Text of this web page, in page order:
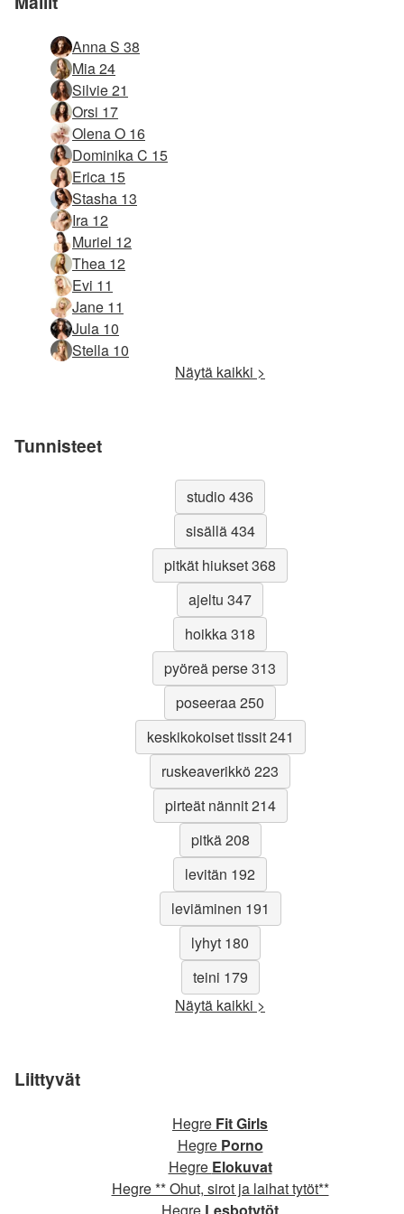
Anna S 38
Mia 24
Silvie 21
Orsi 17
Olena O 16
Dominika C 15
Erica 15
Stasha 13
Ira 12
Muriel 12
Thea 12
Evi 11
Jane 11
Jula 10
Stella 10
Näytä kaikki >
Tunnisteet
studio 436
sisällä 434
pitkät hiukset 368
ajeltu 347
hoikka 318
pyöreä perse 313
poseeraa 250
keskikokoiset tissit 241
ruskeaverikkö 223
pirteät nännit 214
pitkä 208
levitän 192
leviäminen 191
lyhyt 180
teini 179
Näytä kaikki >
Liittyvät
Hegre Fit Girls
Hegre Porno
Hegre Elokuvat
Hegre ** Ohut, sirot ja laihat tytöt**